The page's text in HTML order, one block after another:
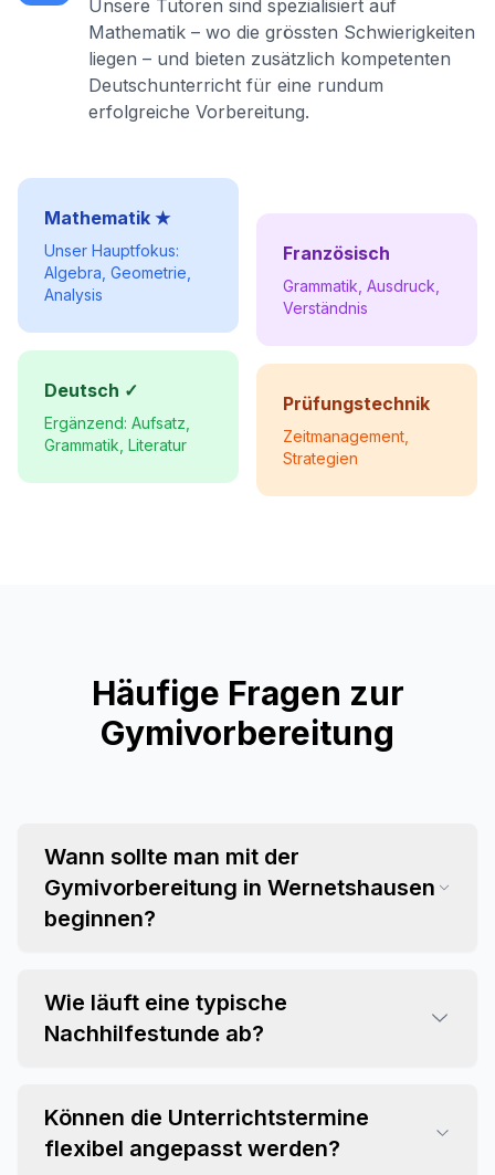
Unsere Tutoren sind spezialisiert auf
Mathematik – wo die grössten Schwierigkeiten
liegen – und bieten zusätzlich kompetenten
Deutschunterricht für eine rundum
erfolgreiche Vorbereitung.
Mathematik ★
Unser Hauptfokus:
Algebra, Geometrie,
Analysis
Deutsch ✓
Ergänzend: Aufsatz,
Grammatik, Literatur
Französisch
Grammatik, Ausdruck,
Verständnis
Prüfungstechnik
Zeitmanagement,
Strategien
Häufige Fragen zur
Gymivorbereitung
Wann sollte man mit der
Gymivorbereitung in Wernetshausen
beginnen?
Wie läuft eine typische
Nachhilfestunde ab?
Können die Unterrichtstermine
flexibel angepasst werden?